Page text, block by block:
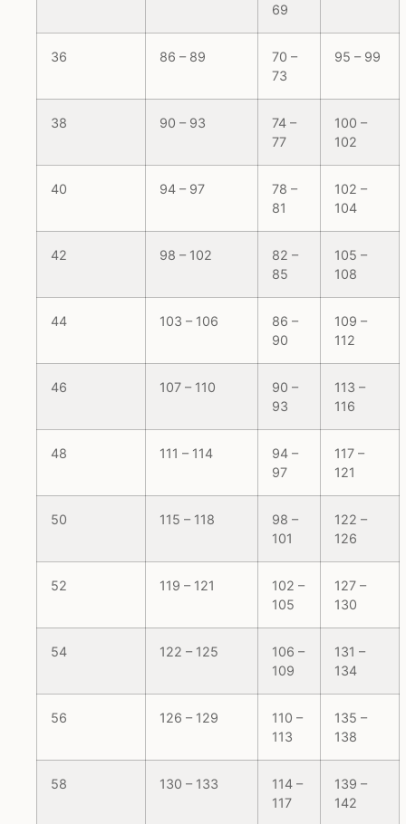
69
36 86 – 89
70 –
73
95 – 99
38 90 – 93
74 –
77
100 –
102
40 94 – 97
78 –
81
102 –
104
42 98 – 102
82 –
85
105 –
108
44 103 – 106
86 –
90
109 –
112
46 107 – 110
90 –
93
113 –
116
48 111 – 114
94 –
97
117 –
121
50 115 – 118
98 –
101
122 –
126
52 119 – 121
102 –
105
127 –
130
54 122 – 125
106 –
109
131 –
134
56 126 – 129
110 –
113
135 –
138
58 130 – 133
114 –
117
139 –
142